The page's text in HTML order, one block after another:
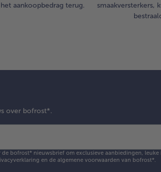
aankoopbedrag terug.
smaakversterkers,
over bofrost*.
bofrost* nieuwsbrief om exclusieve aanbiedingen,
en de algemene voorwaarden van bofrost*.